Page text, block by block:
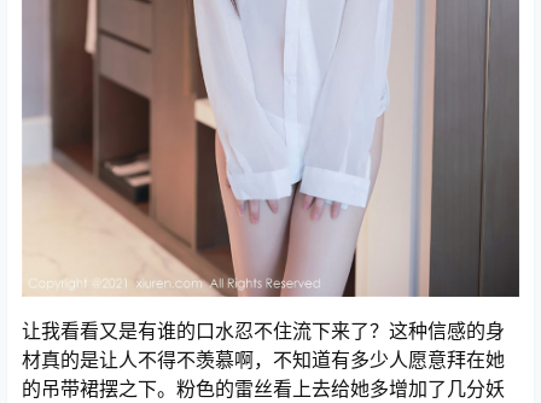
让我看看又是有谁的口水忍不住流下来了？这种信感的身
材真的是让人不得不羡慕啊，不知道有多少人愿意拜在她
的吊带裙摆之下。粉色的雷丝看上去给她多增加了几分妖